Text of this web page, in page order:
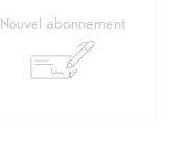
Nouvel abonnement